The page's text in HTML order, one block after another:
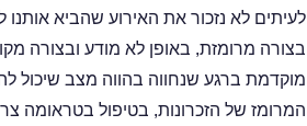
לעיתים לא נזכור את האירוע שהביא אותנו
בצורה מרומזת, באופן לא מודע ובצורה
מוקדמת ברגע שנחווה בהווה מצב שיכול
המרומז של הזכרונות, בטיפול בטראומה